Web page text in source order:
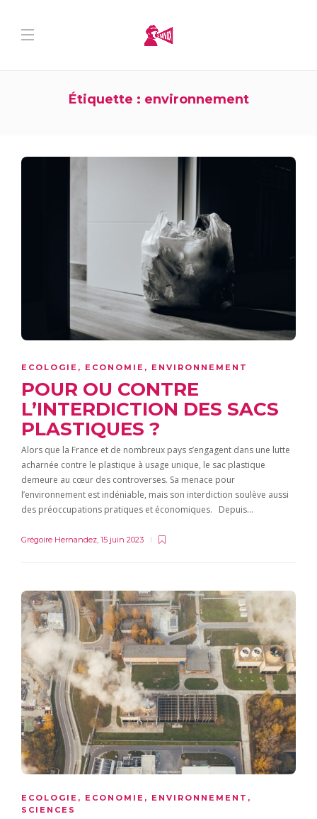
Étiquette : environnement
ECOLOGIE , ECONOMIE , ENVIRONNEMENT
POUR OU CONTRE
L’INTERDICTION DES SACS
PLASTIQUES ?
Alors que la France et de nombreux pays s’engagent dans une lutte
acharnée contre le plastique à usage unique, le sac plastique
demeure au cœur des controverses. Sa menace pour
l’environnement est indéniable, mais son interdiction soulève aussi
des préoccupations pratiques et économiques. Depuis…
Grégoire Hernandez 15 juin 2023
ECOLOGIE , ECONOMIE , ENVIRONNEMENT ,
SCIENCES